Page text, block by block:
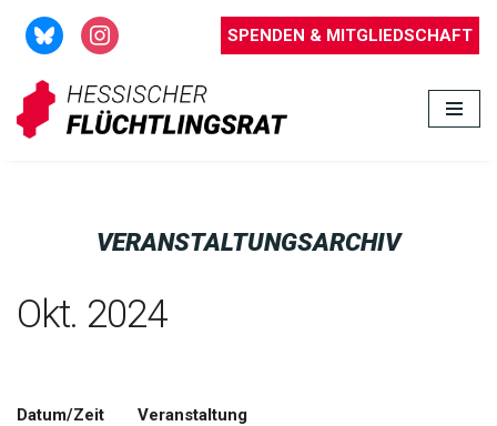
Zum
Inhalt
springen
SPENDEN & MITGLIEDSCHAFT
VERANSTALTUNGSARCHIV
Okt. 2024
Datum/Zeit Veranstaltung